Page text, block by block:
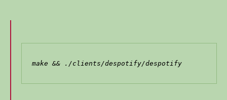
make && ./clients/despotify/despotify